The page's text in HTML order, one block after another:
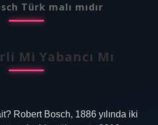
Türk malı mıdır
Mi Yabancı Mı
Robert Bosch, 1886 yılında iki